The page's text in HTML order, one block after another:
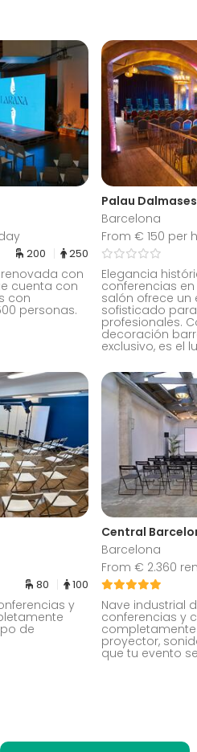
200 250
con
cuenta con
con
personas.
Palau
Barcelona
From € 150 per
Elegancia
conferencias en
salón ofrece un
sofisticado
profesionales.
decoración
exclusivo, es el
80 100
y
de
Barcelona
From € 2.360
Nave industrial
conferencias y
proyector,
que tu evento